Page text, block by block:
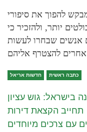
להפוך את סיפורי
יותר, ולהזכיר כי
אנשים שבחרו לעשות
חדשות אריאל כתבה ראשית
בישראל: גוש עציון
תחייב הקצאת דירות
עם צרכים מיוחדים